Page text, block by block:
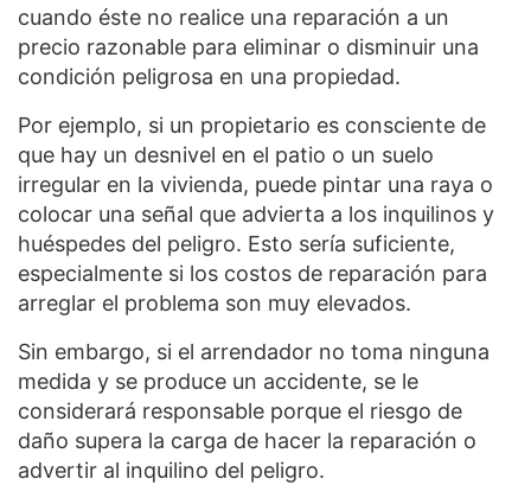
cuando éste no realice una reparación a un
precio razonable para eliminar o disminuir una
condición peligrosa en una propiedad.
Por ejemplo, si un propietario es consciente de
que hay un desnivel en el patio o un suelo
irregular en la vivienda, puede pintar una raya o
colocar una señal que advierta a los inquilinos y
huéspedes del peligro. Esto sería suficiente,
especialmente si los costos de reparación para
arreglar el problema son muy elevados.
Sin embargo, si el arrendador no toma ninguna
medida y se produce un accidente, se le
considerará responsable porque el riesgo de
daño supera la carga de hacer la reparación o
advertir al inquilino del peligro.